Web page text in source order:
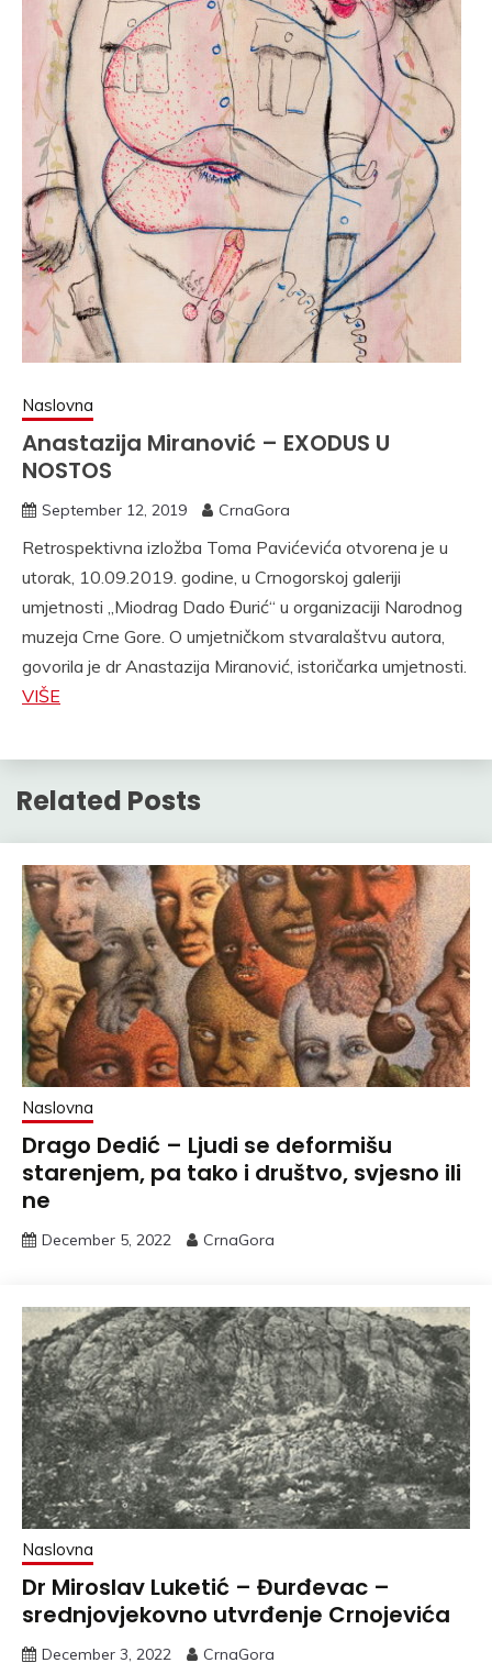
Naslovna
Anastazija Miranović – EXODUS U
NOSTOS
September 12, 2019 CrnaGora
Retrospektivna izložba Toma Pavićevića otvorena je u
utorak, 10.09.2019. godine, u Crnogorskoj galeriji
umjetnosti „Miodrag Dado Đurić“ u organizaciji Narodnog
muzeja Crne Gore. O umjetničkom stvaralaštvu autora,
govorila je dr Anastazija Miranović, istoričarka umjetnosti.
VIŠE
Related Posts
Naslovna
Drago Dedić – Ljudi se deformišu
starenjem, pa tako i društvo, svjesno ili
ne
December 5, 2022 CrnaGora
Naslovna
Dr Miroslav Luketić – Đurđevac –
srednjovjekovno utvrđenje Crnojevića
December 3, 2022 CrnaGora